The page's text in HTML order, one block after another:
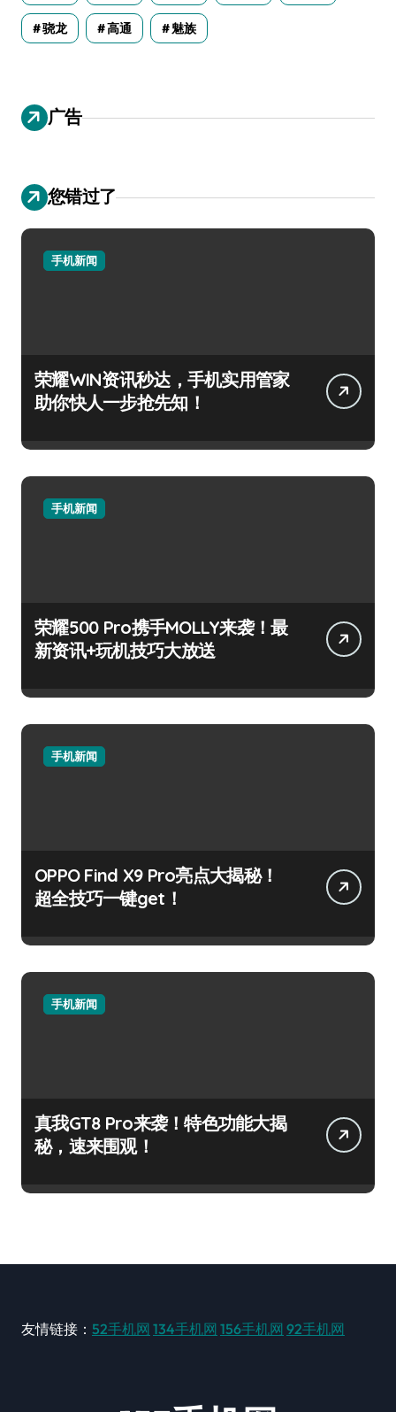
骁龙 高通 魅族
广告
您错过了
手机新闻
荣耀WIN资讯秒达，手机实用管家
助你快人一步抢先知！
手机新闻
荣耀500 Pro携手MOLLY来袭！最
新资讯+玩机技巧大放送
手机新闻
OPPO Find X9 Pro亮点大揭秘！
超全技巧一键get！
手机新闻
真我GT8 Pro来袭！特色功能大揭
秘，速来围观！
友情链接： 52手机网 134手机网 156手机网 92手机网